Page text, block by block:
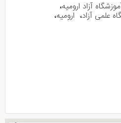
آزاد ارومیه،
علمی آزاد، ارومیه،